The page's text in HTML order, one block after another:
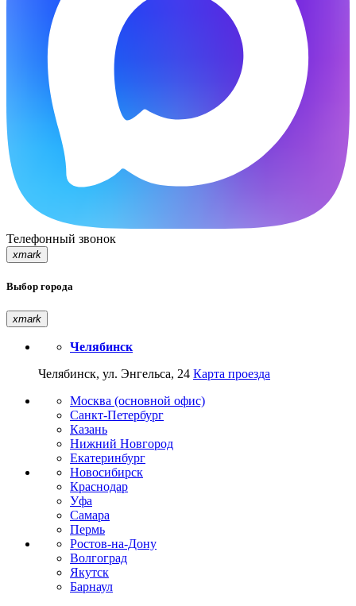
Телефонный звонок
xmark
Выбор города
xmark
Челябинск
Челябинск, ул. Энгельса, 24 Карта проезда
Москва (основной офис)
Санкт-Петербург
Казань
Нижний Новгород
Екатеринбург
Новосибирск
Краснодар
Уфа
Самара
Пермь
Ростов-на-Дону
Волгоград
Якутск
Барнаул